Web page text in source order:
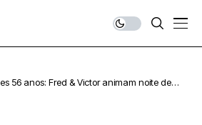
56 anos: Fred & Victor animam noite de
cantam os parabéns